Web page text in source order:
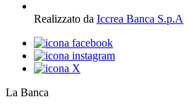
Realizzato da Iccrea Banca S.p.A
La Banca